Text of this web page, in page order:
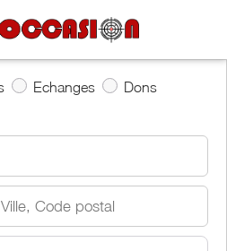
Echanges
Dons